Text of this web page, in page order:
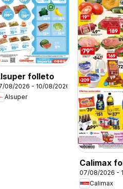
folleto
08/2026 - 10/08/2026
Alsuper
Calimax
07/08/2026 -
Calimax